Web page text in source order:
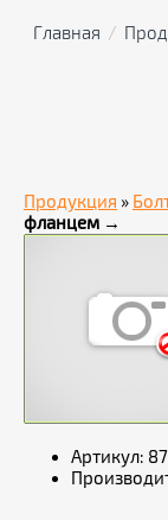
Главная
  /
Продукция »
фланцем →
Артикул: